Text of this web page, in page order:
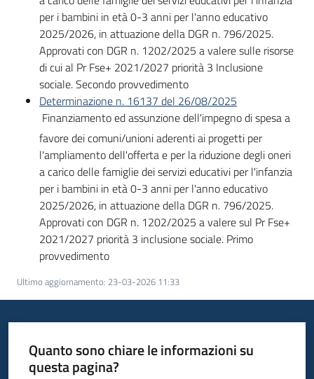
per i bambini in età 0-3 anni per l'anno educativo
2025/2026, in attuazione della DGR n. 796/2025.
Approvati con DGR n. 1202/2025 a valere sulle risorse
di cui al Pr Fse+ 2021/2027 priorità 3 Inclusione
sociale. Secondo provvedimento
Determinazione n. 16137 del 26/08/2025
Finanziamento ed assunzione dell'impegno di spesa a
favore dei comuni/unioni aderenti ai progetti per
l'ampliamento dell'offerta e per la riduzione degli oneri
a carico delle famiglie dei servizi educativi per l'infanzia
per i bambini in età 0-3 anni per l'anno educativo
2025/2026, in attuazione della DGR n. 796/2025.
Approvati con DGR n. 1202/2025 a valere sul Pr Fse+
2021/2027 priorità 3 inclusione sociale. Primo
provvedimento
Ultimo aggiornamento: 23-03-2026 11:33
Quanto sono chiare le informazioni su
questa pagina?